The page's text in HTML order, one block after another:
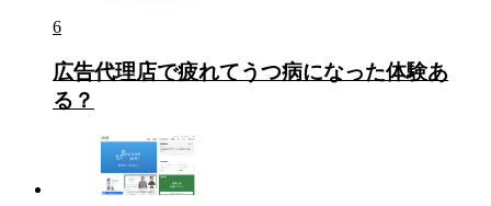
6
広告代理店で疲れてうつ病になった体験あ
る？